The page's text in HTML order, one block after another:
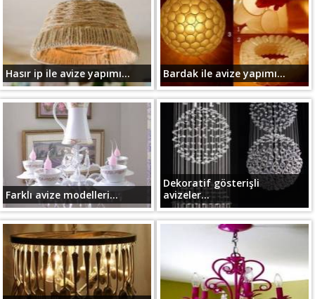
Hasır ip ile avize yapımı... Bardak ile avize yapımı...
Farklı avize modelleri...
Dekoratif gösterişli
avizeler...